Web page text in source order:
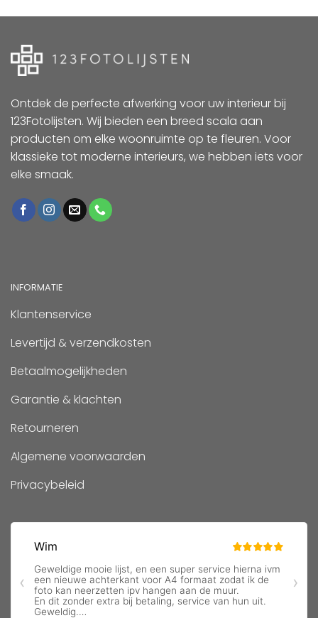
Ontdek de perfecte afwerking voor uw interieur bij
123Fotolijsten. Wij bieden een breed scala aan
producten om elke woonruimte op te fleuren. Voor
klassieke tot moderne interieurs, we hebben iets voor
elke smaak.
INFORMATIE
Klantenservice
Levertijd & verzendkosten
Betaalmogelijkheden
Garantie & klachten
Retourneren
Algemene voorwaarden
Privacybeleid